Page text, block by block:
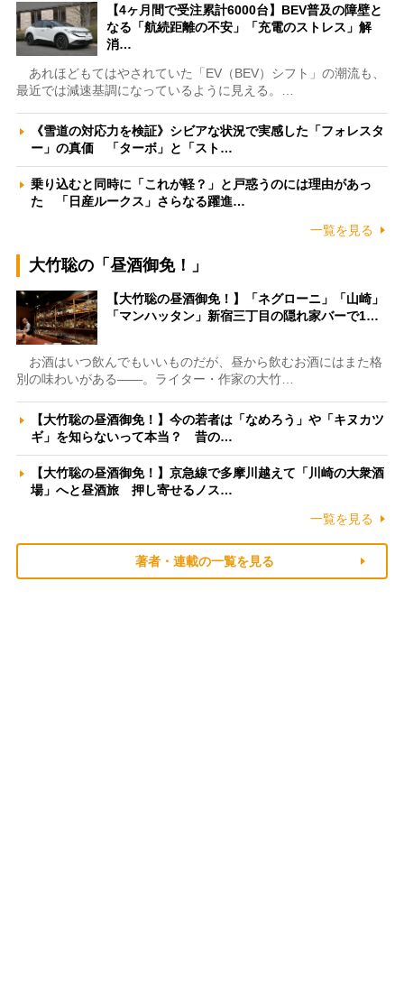
【4ヶ月間で受注累計6000台】BEV普及の障壁と
なる「航続距離の不安」「充電のストレス」解
消…
あれほどもてはやされていた「EV（BEV）シフト」の潮流も、
最近では減速基調になっているように見える。…
《雪道の対応力を検証》シビアな状況で実感した「フォレスタ
ー」の真価 「ターボ」と「スト…
乗り込むと同時に「これが軽？」と戸惑うのには理由があっ
た 「日産ルークス」さらなる躍進…
一覧を見る
大竹聡の「昼酒御免！」
【大竹聡の昼酒御免！】「ネグローニ」「山崎」
「マンハッタン」新宿三丁目の隠れ家バーで1…
お酒はいつ飲んでもいいものだが、昼から飲むお酒にはまた格
別の味わいがある――。ライター・作家の大竹…
【大竹聡の昼酒御免！】今の若者は「なめろう」や「キヌカツ
ギ」を知らないって本当？ 昔の…
【大竹聡の昼酒御免！】京急線で多摩川越えて「川崎の大衆酒
場」へと昼酒旅 押し寄せるノス…
一覧を見る
著者・連載の一覧を見る